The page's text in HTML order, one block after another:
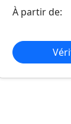
À partir de: